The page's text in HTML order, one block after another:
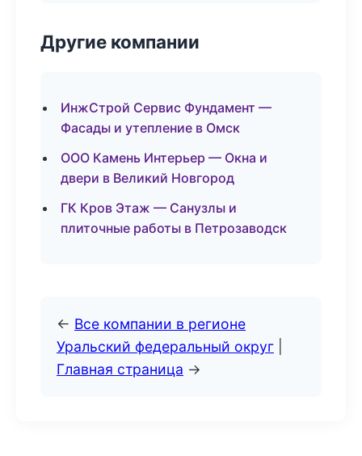
Другие компании
ИнжСтрой Сервис Фундамент —
Фасады и утепление в Омск
ООО Камень Интерьер — Окна и
двери в Великий Новгород
ГК Кров Этаж — Санузлы и
плиточные работы в Петрозаводск
← Все компании в регионе
Уральский федеральный округ
Главная страница →